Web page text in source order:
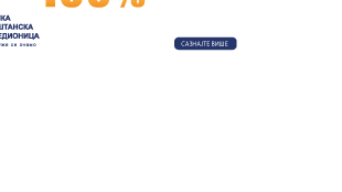
Trampu da nastavi da gradi balsku dvoranu